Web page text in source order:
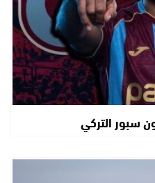
سبور التركي